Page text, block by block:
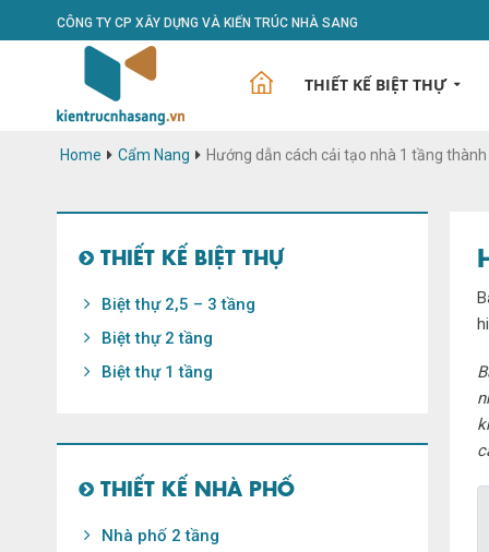
CÔNG TY CP XÂY DỰNG VÀ KIẾN TRÚC NHÀ SANG
THIẾT KẾ BIỆT THỰ
Home Cẩm Nang Hướng dẫn cách cải tạo nhà 1 tầng
THIẾT KẾ BIỆT THỰ
Biệt thự 2,5 – 3 tầng
Biệt thự 2 tầng
Biệt thự 1 tầng
THIẾT KẾ NHÀ PHỐ
Nhà phố 2 tầng